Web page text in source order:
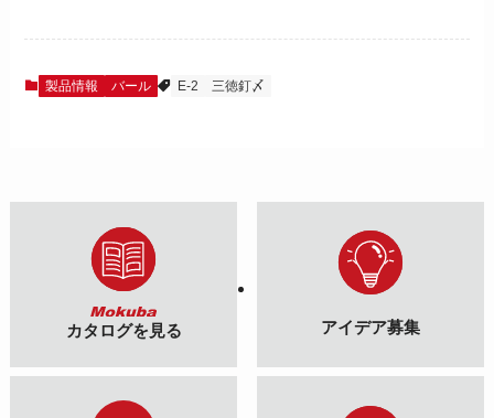
製品情報 バール E-2 三徳釘〆
カタログを見る アイデア募集